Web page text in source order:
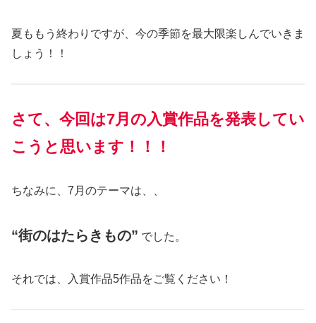
夏ももう終わりですが、今の季節を最大限楽しんでいきま
しょう！！
さて、今回は7月の入賞作品を発表してい
こうと思います！！！
ちなみに、7月のテーマは、、
“街のはたらきもの” でした。
それでは、入賞作品5作品をご覧ください！